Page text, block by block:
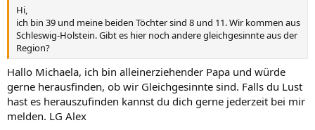
Hi,
ich bin 39 und meine beiden Töchter sind 8 und 11. Wir kommen aus
Schleswig-Holstein. Gibt es hier noch andere gleichgesinnte aus der
Region?
Hallo Michaela, ich bin alleinerziehender Papa und würde
gerne herausfinden, ob wir Gleichgesinnte sind. Falls du Lust
hast es herauszufinden kannst du dich gerne jederzeit bei mir
melden. LG Alex